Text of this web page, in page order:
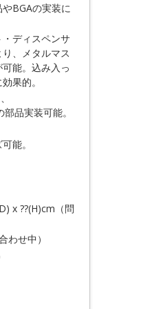
BGAの実装に
ディスペンサ
、メタルマス
能。込み入っ
果的。
品実装可能。
能。
x ??(H)cm（問
わせ中）